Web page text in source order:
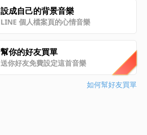
設成自己的背景音樂
LINE 個人檔案頁的心情音樂
幫你的好友買單
送你好友免費設定這首音樂
如何幫好友買單